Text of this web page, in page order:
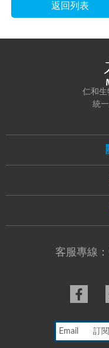
返回列表
仁和生
統
客服專線：
Email